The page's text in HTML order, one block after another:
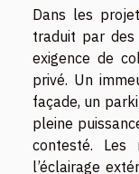
Dans les
traduit par
exigence de
privé. Un
façade, un
pleine
contesté. Les
l’éclairage